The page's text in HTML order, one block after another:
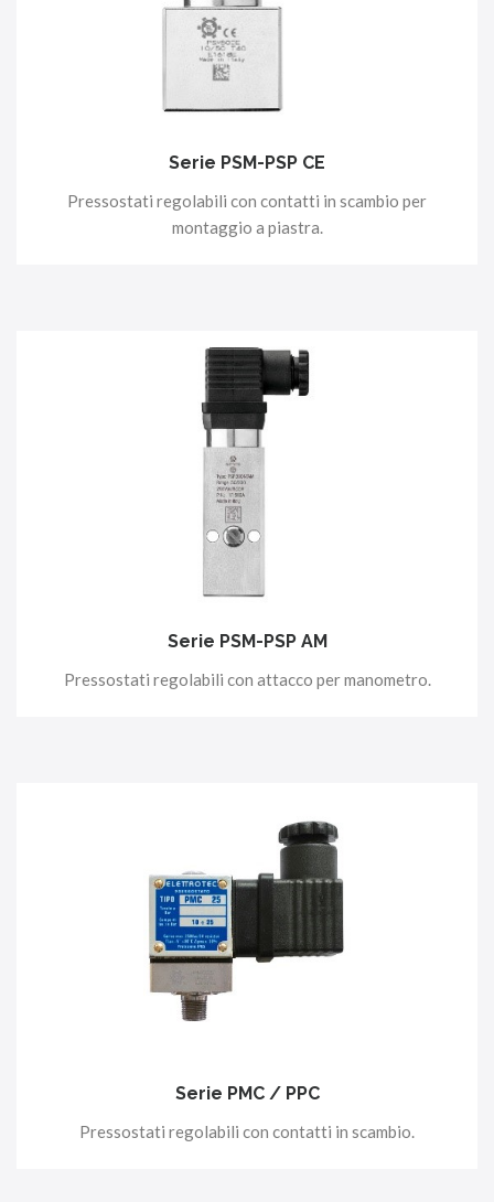
Serie PSM-PSP CE
Pressostati regolabili con contatti in scambio per
montaggio a piastra.
Serie PSM-PSP AM
Pressostati regolabili con attacco per manometro.
Serie PMC / PPC
Pressostati regolabili con contatti in scambio.